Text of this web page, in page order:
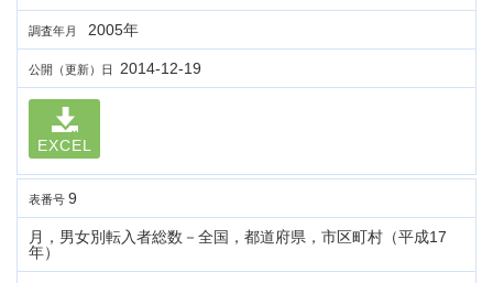
調査年月 2005年
公開（更新）日 2014-12-19
EXCEL
表番号 9
月，男女別転入者総数－全国，都道府県，市区町村（平成17
年）